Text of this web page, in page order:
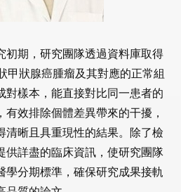
初期，研究團隊透過資料庫取得
甲狀腺癌腫瘤及其對應的正常組
對樣本，能直接對比同一患者的
有效排除個體差異帶來的干擾，
清晰且具重現性的結果。除了檢
供詳盡的臨床資訊，使研究團隊
學分期標準，確保研究成果接軌